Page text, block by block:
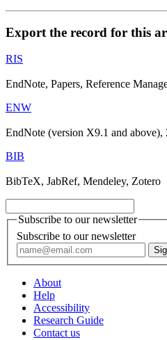
Export the record for this
RIS
EndNote, Papers, Reference
ENW
EndNote (version X9.1 and above),
BIB
BibTeX, JabRef, Mendeley, Zotero
Subscribe to our newsletter
Subscribe to our newsletter
About
Help
Accessibility
Research Guide
Contact us